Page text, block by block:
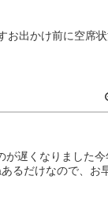
お出かけ前に空席
が遅くなりました
るだけなので、お